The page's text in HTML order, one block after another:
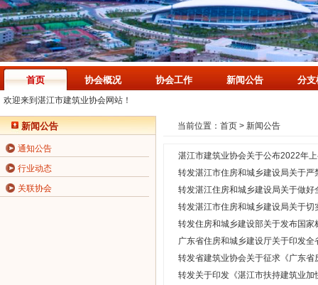
首页
欢迎来到湛江市建筑业协会网站！
协会概况 协会工作 新闻公告 分支
新闻公告
通知公告
行业动态
关联协会
当前位置： 首页 > 新闻公告
湛江市建筑业协会关于公布2022年
转发湛江市住房和城乡建设局关于
转发湛江住房和城乡建设局关于做
转发湛江市住房和城乡建设局关于
转发住房和城乡建设部关于发布国
广东省住房和城乡建设厅关于印发
转发省建筑业协会关于征求《广东
转发关于印发《湛江市扶持建筑业